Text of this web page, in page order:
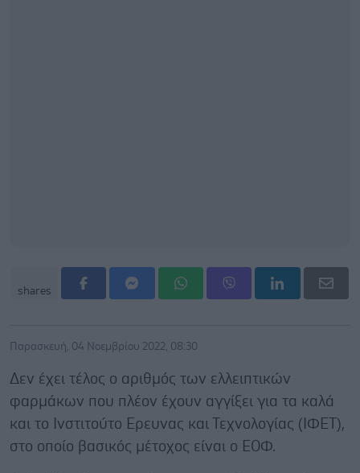
shares
Παρασκευή, 04 Νοεμβρίου 2022, 08:30
Δεν έχει τέλος ο αριθμός των ελλειπτικών
φαρμάκων που πλέον έχουν αγγίξει για τα καλά
και το Ινστιτούτο Ερευνας και Τεχνολογίας (ΙΦΕΤ),
στο οποίο βασικός μέτοχος είναι ο ΕΟΦ.